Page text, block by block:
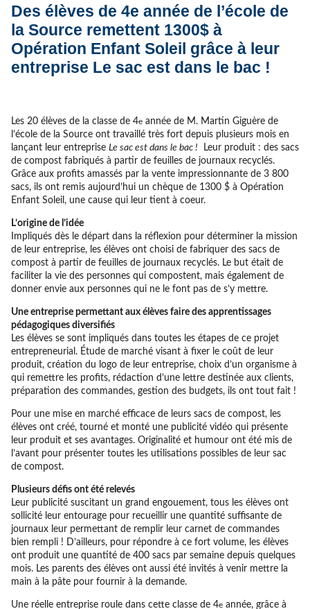
Des élèves de 4e année de l’école de
la Source remettent 1300$ à
Opération Enfant Soleil grâce à leur
entreprise Le sac est dans le bac !
Les 20 élèves de la classe de 4eannée de M. Martin Giguère de
l’école de la Source ont travaillé très fort depuis plusieurs mois en
lançant leur entreprise Le sac est dans le bac ! Leur produit : des sacs
de compost fabriqués à partir de feuilles de journaux recyclés.
Grâce aux profits amassés par la vente impressionnante de 3 800
sacs, ils ont remis aujourd’hui un chèque de 1300 $ à Opération
Enfant Soleil, une cause qui leur tient à coeur.
L’origine de l’idée
Impliqués dès le départ dans la réflexion pour déterminer la mission
de leur entreprise, les élèves ont choisi de fabriquer des sacs de
compost à partir de feuilles de journaux recyclés. Le but était de
faciliter la vie des personnes qui compostent, mais également de
donner envie aux personnes qui ne le font pas de s’y mettre.
Une entreprise permettant aux élèves faire des apprentissages
pédagogiques diversifiés
Les élèves se sont impliqués dans toutes les étapes de ce projet
entrepreneurial. Étude de marché visant à fixer le coût de leur
produit, création du logo de leur entreprise, choix d’un organisme à
qui remettre les profits, rédaction d’une lettre destinée aux clients,
préparation des commandes, gestion des budgets, ils ont tout fait !
Pour une mise en marché efficace de leurs sacs de compost, les
élèves ont créé, tourné et monté une publicité vidéo qui présente
leur produit et ses avantages. Originalité et humour ont été mis de
l’avant pour présenter toutes les utilisations possibles de leur sac
de compost.
Plusieurs défis ont été relevés
Leur publicité suscitant un grand engouement, tous les élèves ont
sollicité leur entourage pour recueillir une quantité suffisante de
journaux leur permettant de remplir leur carnet de commandes
bien rempli ! D’ailleurs, pour répondre à ce fort volume, les élèves
ont produit une quantité de 400 sacs par semaine depuis quelques
mois. Les parents des élèves ont aussi été invités à venir mettre la
main à la pâte pour fournir à la demande.
Une réelle entreprise roule dans cette classe de 4eannée, grâce à